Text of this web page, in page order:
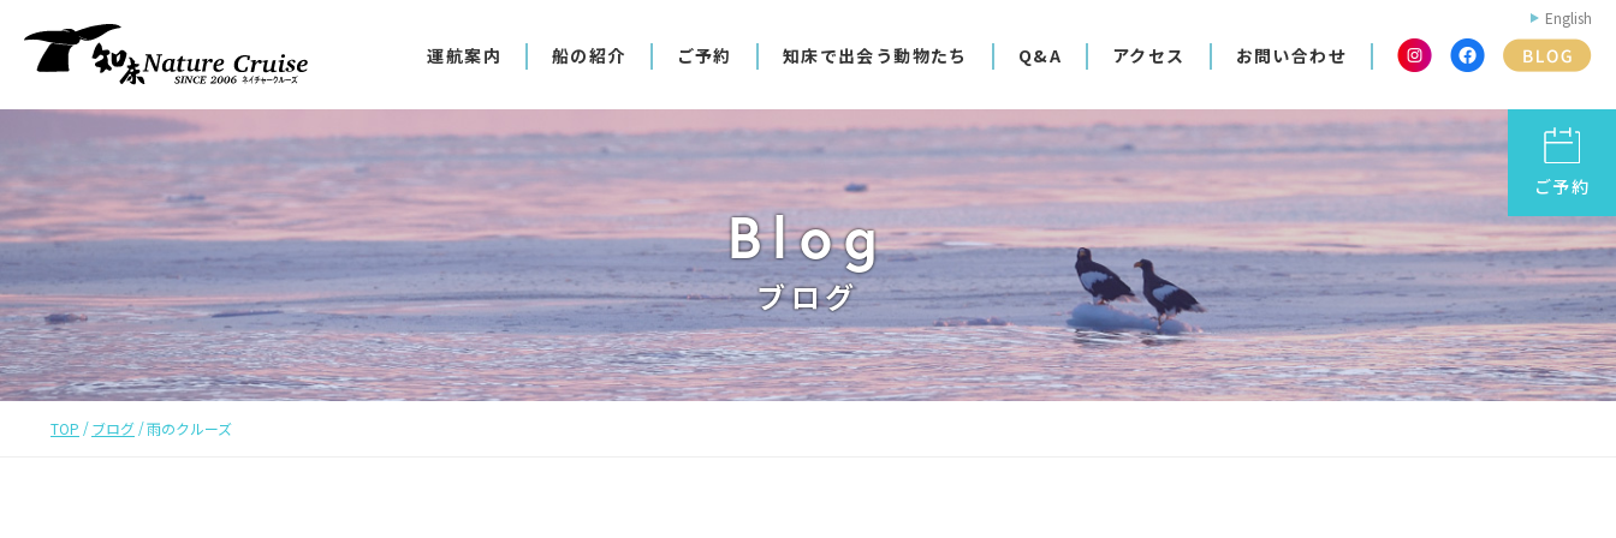
運航案内 船の紹介 ご予約 知床で出会う動物たち Q&A アクセス お問い合わせ
English
ご予約
Blog
ブログ
TOP ブログ 雨のクルーズ